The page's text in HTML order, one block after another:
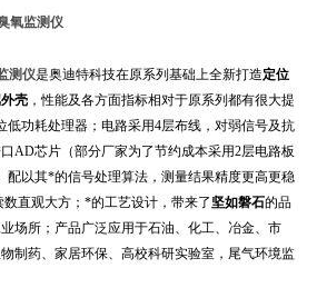
氧监测仪
测仪是奥迪特科技在原系列基础上全新打造定位
壳 ，性能及各方面指标相对于原系列都有很大提
低功耗处理器；电路采用4层布线，对弱信号及抗
AD芯片（部分厂家为了节约成本采用2层电路板
配以其*的信号处理算法，测量结果精度更高更稳
直观大方；*的工艺设计，带来了 坚如磐石的品
场所；产品广泛应用于石油、化工、冶金、市
制药、家居环保、高校科研实验室，尾气环境监